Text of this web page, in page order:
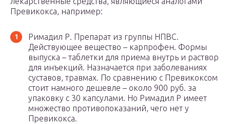
Превикокса, например:
Римадил Р. Препарат из группы НПВС.
Действующее вещество – карпрофен. Формы
выпуска – таблетки для приема внутрь и раствор
для инъекций. Назначается при заболеваниях
суставов, травмах. По сравнению с Превикоксом
стоит намного дешевле – около 900 руб. за
упаковку с 30 капсулами. Но Римадил Р имеет
множество противопоказаний, чего нет у
Превикокса.